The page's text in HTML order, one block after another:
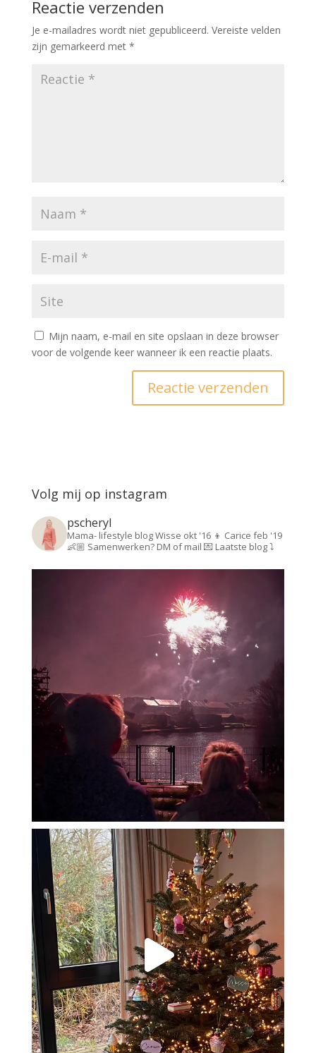
Reactie verzenden
Je e-mailadres wordt niet gepubliceerd. Vereiste velden
zijn gemarkeerd met *
Mijn naam, e-mail en site opslaan in deze browser
voor de volgende keer wanneer ik een reactie plaats.
Volg mij op instagram
pscheryl
Mama- lifestyle blogWisse okt '16 👦 Carice feb '19
👶🏼 Samenwerken? DM of mail 💌Laatste blog ⤵️